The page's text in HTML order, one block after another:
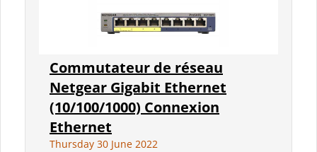
Commutateur de réseau
Netgear Gigabit Ethernet
(10/100/1000) Connexion
Ethernet
Thursday 30 June 2022